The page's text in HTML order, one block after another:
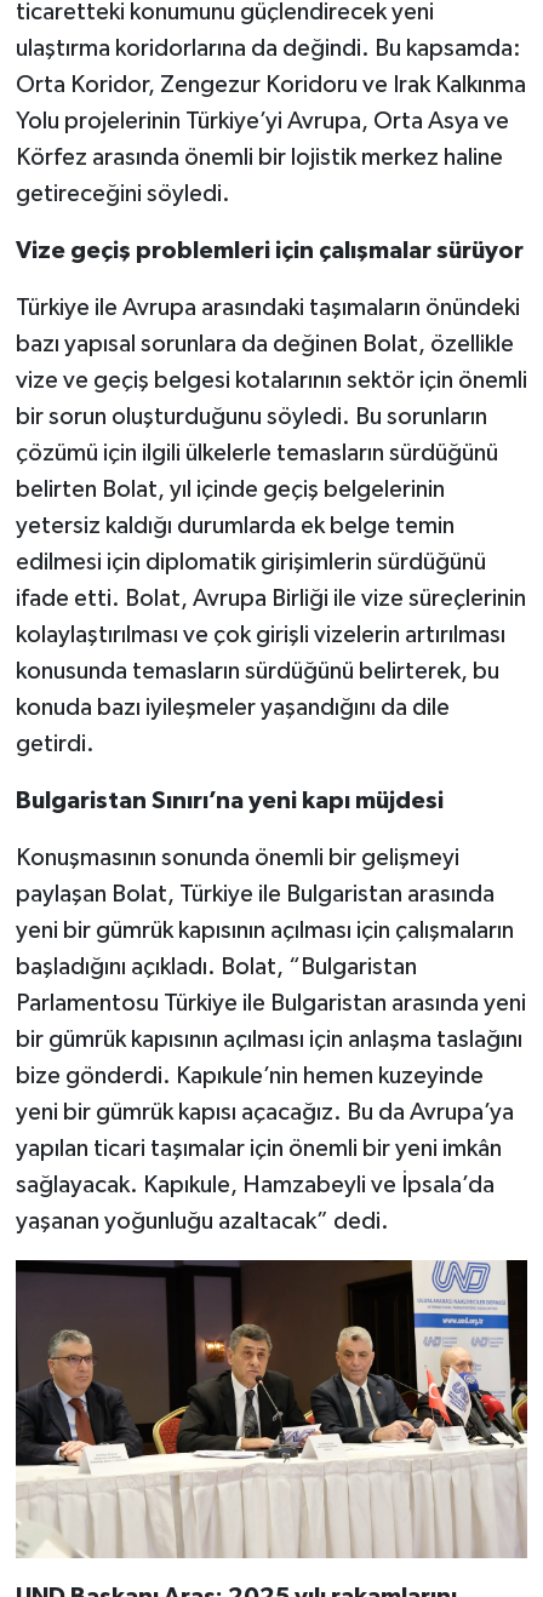
ticaretteki konumunu güçlendirecek yeni
ulaştırma koridorlarına da değindi. Bu kapsamda:
Orta Koridor, Zengezur Koridoru ve Irak Kalkınma
Yolu projelerinin Türkiye’yi Avrupa, Orta Asya ve
Körfez arasında önemli bir lojistik merkez haline
getireceğini söyledi.
Vize geçiş problemleri için çalışmalar sürüyor
Türkiye ile Avrupa arasındaki taşımaların önündeki
bazı yapısal sorunlara da değinen Bolat, özellikle
vize ve geçiş belgesi kotalarının sektör için önemli
bir sorun oluşturduğunu söyledi. Bu sorunların
çözümü için ilgili ülkelerle temasların sürdüğünü
belirten Bolat, yıl içinde geçiş belgelerinin
yetersiz kaldığı durumlarda ek belge temin
edilmesi için diplomatik girişimlerin sürdüğünü
ifade etti. Bolat, Avrupa Birliği ile vize süreçlerinin
kolaylaştırılması ve çok girişli vizelerin artırılması
konusunda temasların sürdüğünü belirterek, bu
konuda bazı iyileşmeler yaşandığını da dile
getirdi.
Bulgaristan Sınırı’na yeni kapı müjdesi
Konuşmasının sonunda önemli bir gelişmeyi
paylaşan Bolat, Türkiye ile Bulgaristan arasında
yeni bir gümrük kapısının açılması için çalışmaların
başladığını açıkladı. Bolat, “Bulgaristan
Parlamentosu Türkiye ile Bulgaristan arasında yeni
bir gümrük kapısının açılması için anlaşma taslağını
bize gönderdi. Kapıkule’nin hemen kuzeyinde
yeni bir gümrük kapısı açacağız. Bu da Avrupa’ya
yapılan ticari taşımalar için önemli bir yeni imkân
sağlayacak. Kapıkule, Hamzabeyli ve İpsala’da
yaşanan yoğunluğu azaltacak” dedi.